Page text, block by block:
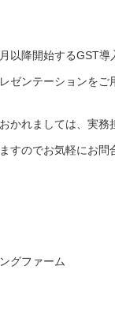
以降開始するGST
ゼンテーションをご
かれましては、実務
すのでお気軽にお問
グファーム